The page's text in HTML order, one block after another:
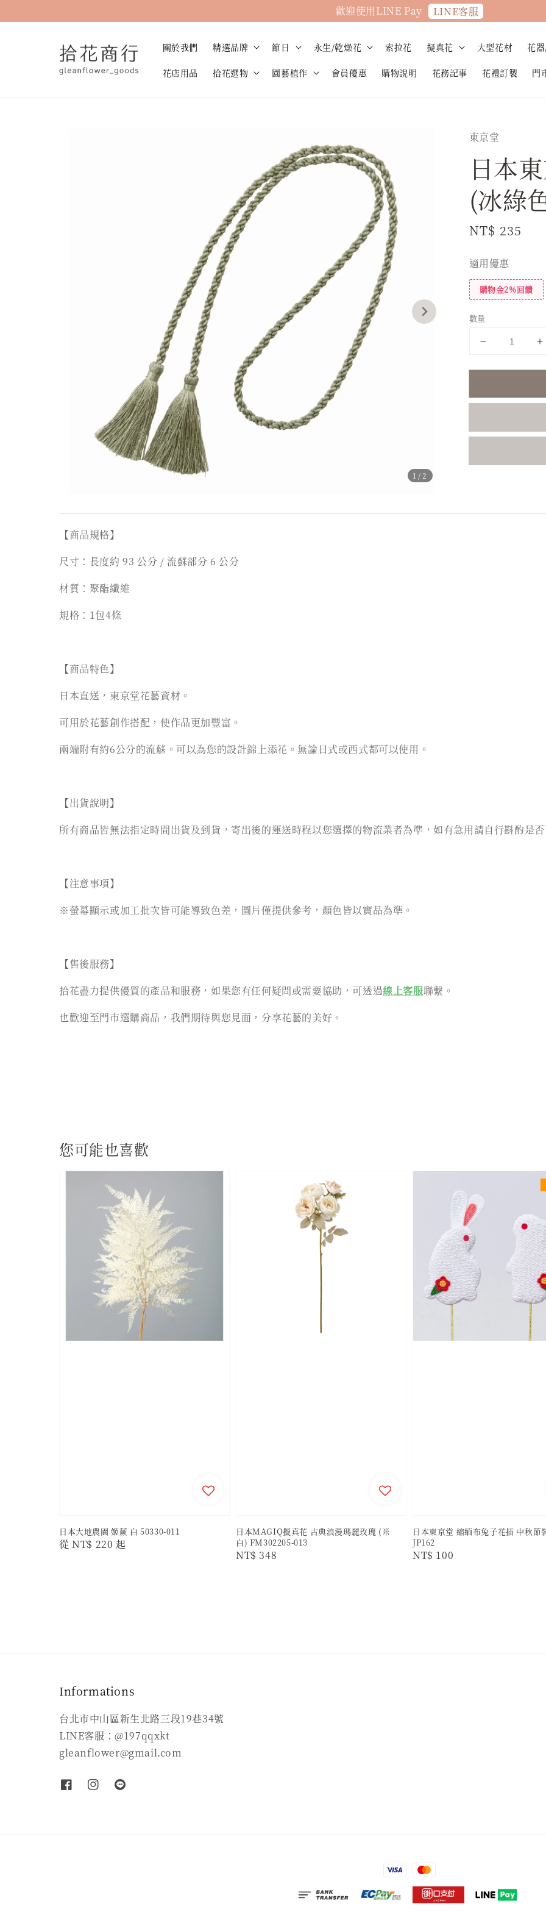
歡迎使用LINE Pay LINE客服
關於我們 精選品牌 節日 永生/乾燥花 索拉花 擬真花 大型花材 花
花店用品 拾花選物 園藝植作 會員優惠 購物說明 花務記事 花禮訂製 門
1 /2
東京堂
日本
(冰綠
Regular
NT$ 235
適用優惠
購物金2%回饋
數量
【商品規格】
尺寸：長度約 93 公分 / 流蘇部分 6 公分
材質：聚酯纖維
規格：1包4條
【商品特色】
日本直送，東京堂花藝資材。
可用於花藝創作搭配，使作品更加豐富。
兩端附有約6公分的流蘇。可以為您的設計錦上添花。無論日式或西式都可以使用。
【出貨說明】
所有商品皆無法指定時間出貨及到貨，寄出後的運送時程以您選擇的物流業者為準，如有急用請自行斟酌是
【注意事項】
※螢幕顯示或加工批次皆可能導致色差，圖片僅提供參考，顏色皆以實品為準。
【售後服務】
拾花盡力提供優質的產品和服務，如果您有任何疑問或需要協助，可透過線上客服聯繫。
也歡迎至門市選購商品，我們期待與您見面，分享花藝的美好。
您可能也喜歡
日本大地農園 姬蕨 白 50330-011
Regular
從NT$ 220 起
日本MAGIQ擬真花 古典浪漫瑪麗玫瑰 (米
白) FM302205-013
Regular
NT$ 348
日本東京堂 縮緬布兔子花插 中秋節
JP162
Regular
NT$ 100
Informations
台北市中山區新生北路三段19巷34號
LINE客服：@197qqxkt
gleanflower@gmail.com